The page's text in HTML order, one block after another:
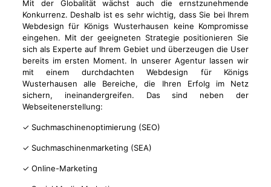
Mit der Globalität wächst auch die ernstzunehmende
Konkurrenz. Deshalb ist es sehr wichtig, dass Sie bei Ihrem
Webdesign für Königs Wusterhausen keine Kompromisse
eingehen. Mit der geeigneten Strategie positionieren Sie
sich als Experte auf Ihrem Gebiet und überzeugen die User
bereits im ersten Moment. In unserer Agentur lassen wir
mit einem durchdachten Webdesign für Königs
Wusterhausen alle Bereiche, die Ihren Erfolg im Netz
sichern, ineinandergreifen. Das sind neben der
Webseitenerstellung:
✓ Suchmaschinenoptimierung (SEO)
✓ Suchmaschinenmarketing (SEA)
✓ Online-Marketing